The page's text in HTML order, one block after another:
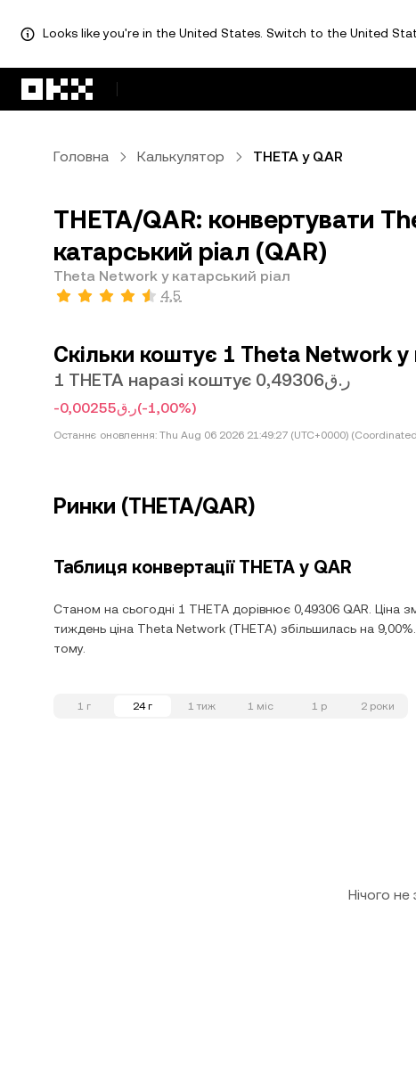
Looks like you're in the United States. Switch to the United
Головна Калькулятор THETA у QAR
THETA/QAR: конвертувати
катарський ріал (QAR)
Theta Network у катарський ріал
4,5
Скільки коштує 1 Theta Network у
1 THETA наразі коштує ر.ق0,49306
-ر.ق0,00255(-1,00%)
Останнє оновлення: Thu Aug 06 2026 21:49:27 (UTC+0000)
Ринки (THETA/QAR)
Таблиця конвертації THETA у QAR
Станом на сьогодні 1 THETA дорівнює 0,49306 QAR. Ціна
тиждень ціна Theta Network (THETA) збільшилась на
тому.
1 г 24 г 1 тиж 1 міс 1 р 2 роки
Нічого